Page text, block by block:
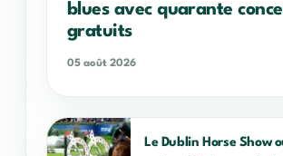
blues avec quarante
gratuits
05 août 2026
Le Dublin Horse Show